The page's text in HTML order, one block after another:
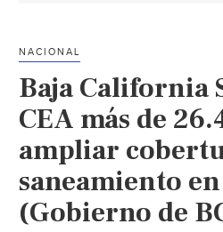
NACIONAL
Baja California
CEA más de
ampliar
saneamiento en
(Gobierno de